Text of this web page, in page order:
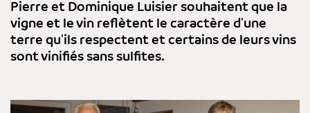
Pierre et Dominique Luisier souhaitent que la
vigne et le vin reflètent le caractère d'une
terre qu'ils respectent et certains de leurs vins
sont vinifiés sans sulfites.